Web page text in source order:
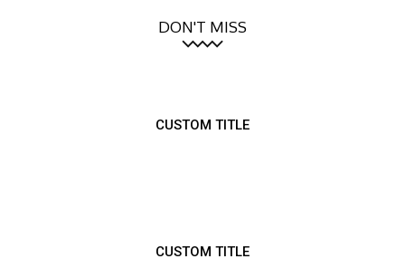
DON'T MISS
CUSTOM TITLE
CUSTOM TITLE